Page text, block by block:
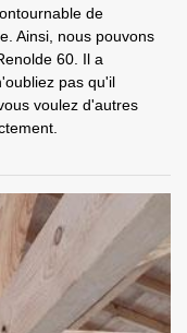
de
Ainsi, nous pouvons
60. Il a
pas qu'il
voulez d'autres